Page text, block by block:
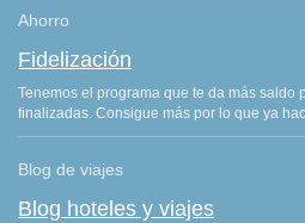
Ahorro
Fidelización
Tenemos el programa que te da más saldo
finalizadas. Consigue más por lo que ya
Blog de viajes
Blog hoteles y viajes